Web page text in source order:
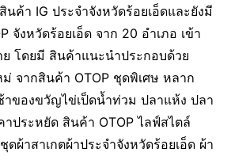
ค้า IG ประจำจังหวัดร้อยเอ็ดและยังมี
จังหวัดร้อยเอ็ด จาก 20 อำเภอ เข้า
โดยมี สินค้าแนะนำประกอบด้วย
จากสินค้า OTOP ชุดพิเศษ หลาก
าของขวัญไข่เป็ดน้ำท่วม ปลาแห้ง ปลา
าประหยัด สินค้า OTOP ไลฟ์สไตล์
ดผ้าสาเกตผ้าประจำจังหวัดร้อยเอ็ด ผ้า